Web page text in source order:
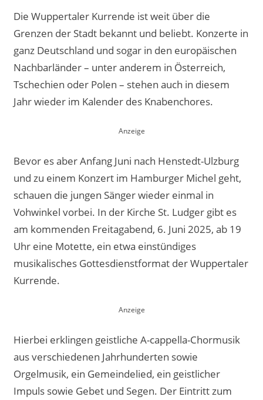
Die Wuppertaler Kurrende ist weit über die
Grenzen der Stadt bekannt und beliebt. Konzerte in
ganz Deutschland und sogar in den europäischen
Nachbarländer – unter anderem in Österreich,
Tschechien oder Polen – stehen auch in diesem
Jahr wieder im Kalender des Knabenchores.
Bevor es aber Anfang Juni nach Henstedt-Ulzburg
und zu einem Konzert im Hamburger Michel geht,
schauen die jungen Sänger wieder einmal in
Vohwinkel vorbei. In der Kirche St. Ludger gibt es
am kommenden Freitagabend, 6. Juni 2025, ab 19
Uhr eine Motette, ein etwa einstündiges
musikalisches Gottesdienstformat der Wuppertaler
Kurrende.
Hierbei erklingen geistliche A-cappella-Chormusik
aus verschiedenen Jahrhunderten sowie
Orgelmusik, ein Gemeindelied, ein geistlicher
Impuls sowie Gebet und Segen. Der Eintritt zum